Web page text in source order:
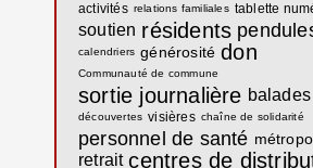
activités relations familiales tablette
soutien résidents
calendriers générosité don
Communauté de commune
sortie journalière balades
découvertes visières chaîne de solidarité
personnel de santé
retrait centres de